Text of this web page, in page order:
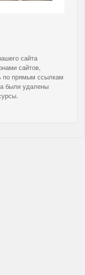
сайта
сайтов,
по прямым ссылкам
были удалены